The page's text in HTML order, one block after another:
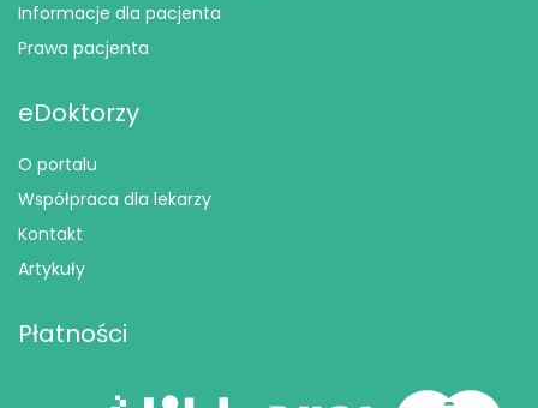
Informacje dla pacjenta
Prawa pacjenta
eDoktorzy
O portalu
Współpraca dla lekarzy
Kontakt
Artykuły
Płatności